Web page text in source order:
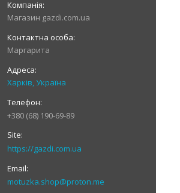
Магазин gazdi.com.ua
Маргарита
Харків, Україна
+380 (68) 190-69-89
https://gazdi.com.ua
motuzka.shop@proton.me